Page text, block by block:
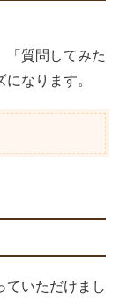
「質問してみた
なります。
ていただけまし